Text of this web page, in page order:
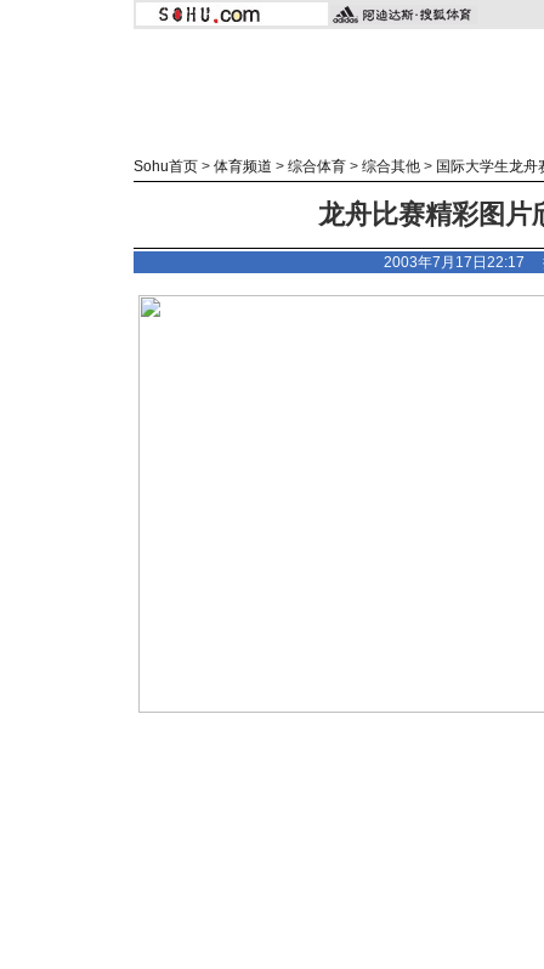
Sohu首页 > 体育频道 > 综合体育 > 综合其他 > 国际大学生龙舟
龙舟比赛精彩图片
2003年7月17日22:17